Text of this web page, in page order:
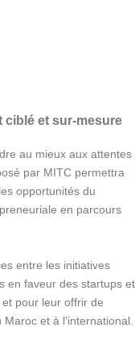
ciblé et sur-mesure
au mieux aux attentes
par MITC permettra
opportunités du
en parcours
entre les initiatives
en faveur des startups et
pour leur offrir de
et à l’international.